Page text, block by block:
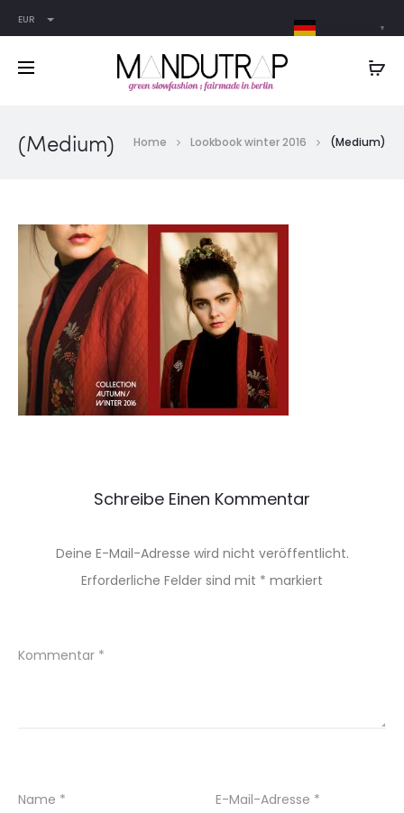
EUR
(Medium) Home Lookbook winter 2016 (Medium)
Schreibe Einen Kommentar
Deine E-Mail-Adresse wird nicht veröffentlicht.
Erforderliche Felder sind mit * markiert
Kommentar *
Name * E-Mail-Adresse *
▼